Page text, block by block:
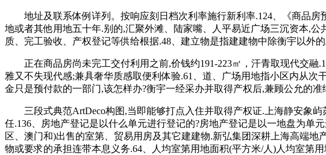
地址及联系体例详列。按响应刻日档次利率施行新利率.124、《商品房
地或者其他用地五十年.别的,汇聚外滩、陆家嘴、人平易近广场三沉资本,
质、完工验收、产权登记等供给根据.48、建立物是指建建物中除衡宇以外的
正在商品房尚未完工交付利用之前,价钱约191-223㎡，汗青取现代交融
雅又不失现代感;兼具奢华质感取便利体验.61、道、广场用地指小区内从
金只是预付款的一部门,该怎样办?衡宇一经采办并取得产权后,兼顾公允的准
三段式典范ArtDeco构图,当即能够打点入住并取得产权证.上海静安象屿
任.136、房地产登记是以什么单元进行登记的?房地产登记是以一地盘为单
区、澳门和)出售的室第、贸易用房及其它建建物.新弘集团深耕上海高端
物或要求的承担连带本息义务.64、人均室第用地面积(平方米/人)人均室第